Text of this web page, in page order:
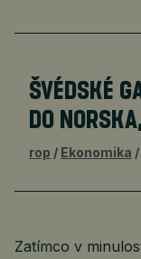
ŠVÉDSKÉ
DO
rop Ekonomika
Zatímco v